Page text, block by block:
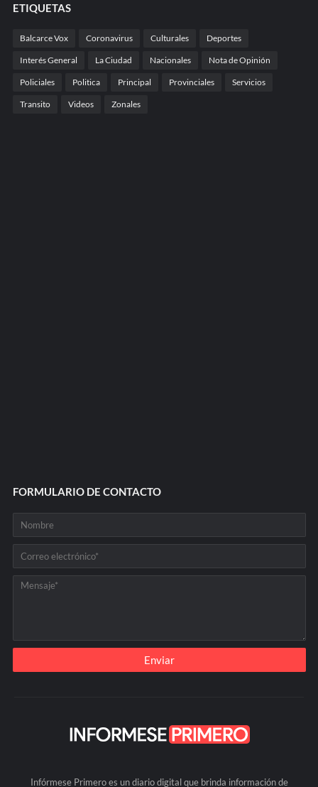
ETIQUETAS
Balcarce Vox Coronavirus Culturales Deportes
Interés General La Ciudad Nacionales Nota de Opinión
Policiales Politica Principal Provinciales Servicios
Transito Videos Zonales
FORMULARIO DE CONTACTO
Infórmese Primero es un diario digital que brinda información de